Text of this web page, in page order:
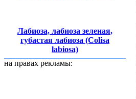
Лабиоза, лабиоза зеленая,
губастая лабиоза (Colisa
labiosa)
на правах рекламы: